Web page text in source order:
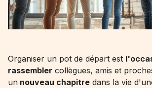
Organiser un pot de départ est
rassembler collègues, amis et
un nouveau chapitre dans la vie